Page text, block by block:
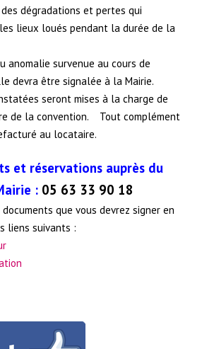
des dégradations et pertes qui
lieux loués pendant la durée de la
anomalie survenue au cours de
devra être signalée à la Mairie.
seront mises à la charge de
de la convention. Tout complément
au locataire.
et réservations auprès du
: 05 63 33 90 18
que vous devrez signer en
liens suivants :